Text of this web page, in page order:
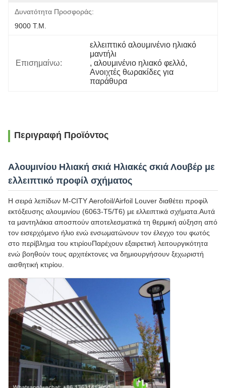
Δυνατότητα Προσφοράς:
9000 Τ.μ.
Επισημαίνω:
ελλειπτικό αλουμινένιο ηλιακό
μαντήλι
, αλουμινένιο ηλιακό φελλό,
Ανοιχτές θωρακίδες για
παράθυρα
Περιγραφή Προϊόντος
Αλουμινίου Ηλιακή σκιά Ηλιακές σκιά Λουβέρ με
ελλειπτικό προφίλ σχήματος
Η σειρά λεπίδων M-CITY Aerofoil/Airfoil Louver διαθέτει προφίλ
εκτόξευσης αλουμινίου (6063-T5/T6) με ελλειπτικά σχήματα.Αυτά
τα μαντηλάκια αποσπούν αποτελεσματικά τη θερμική αύξηση από
τον εισερχόμενο ήλιο ενώ ενσωματώνουν τον έλεγχο του φωτός
στο περίβλημα του κτιρίουΠαρέχουν εξαιρετική λειτουργικότητα
ενώ βοηθούν τους αρχιτέκτονες να δημιουργήσουν ξεχωριστή
αισθητική κτιρίου.